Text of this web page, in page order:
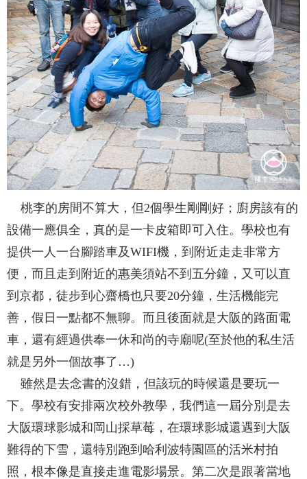
桃李的房間不算大，但2個學生剛剛好；廚房該有的
設備一應俱全，真的是一卡皮箱即可入住。學校也有
提供一人一台腳踏車及WIFI機，到附近走走非常方
便，而且走到附近的惠美須站不到五分鐘，又可以直
到京都，徒步到心齋橋也只要20分鐘，生活機能完
善，假日一點都不無聊。而且後面就是大阪的路面電
車，還有經過供奉一休和尚的寺廟呢(至於他的私生活
就是另外一個故事了…)
雖然是去念書的沒錯，但該玩的時候還是要玩一
下。學校有安排兩次校外教學，我們這一屆分別是去
大阪環球影城和岡山採草莓，在環球影城還遇到大阪
難得的下雪，還特別跑到哈利波特園區的活米村拍
照，根本像是直接走進電影場景。第二次是跟著當地